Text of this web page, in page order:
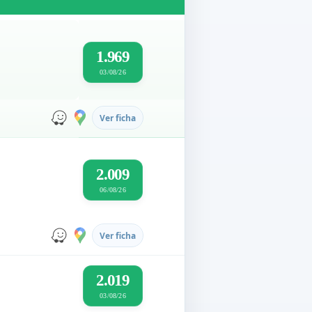
1.969
03/08/26
Ver ficha
2.009
06/08/26
Ver ficha
2.019
03/08/26